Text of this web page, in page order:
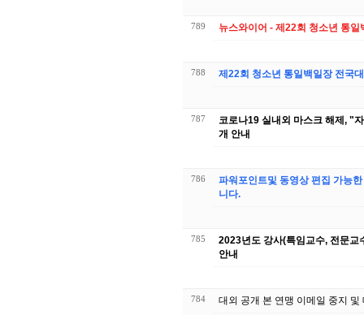
789 뉴스와이어 - 제22회 청소년 통일
788 제22회 청소년 통일백일장 전국
787
코로나19 실내외 마스크 해제, "
개 안내
786
파워포인트및 동영상 편집 가능
니다.
785
2023년도 강사(특임교수, 전문교
안내
784 대외 공개 본 연맹 이메일 중지 및